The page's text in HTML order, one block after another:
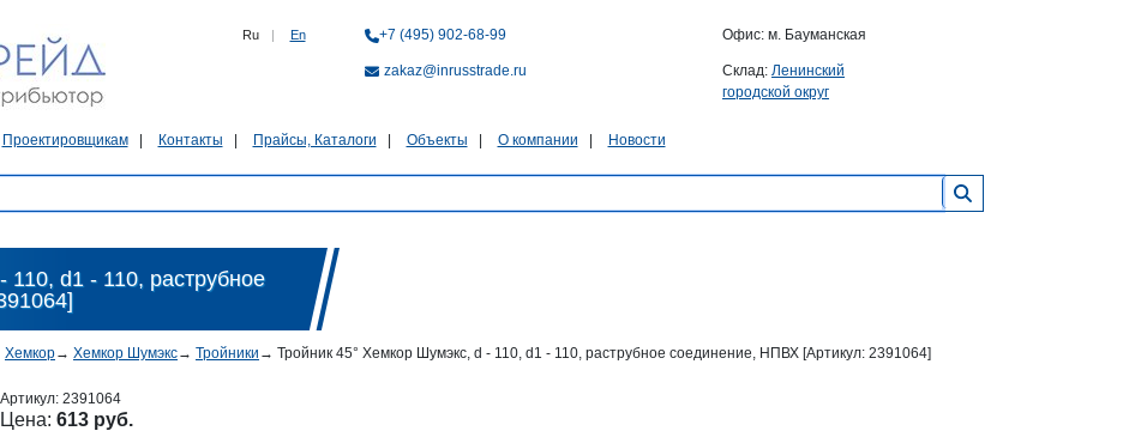
Ru | En +7 (495) 902-68-99
zakaz@inrusstrade.ru
Офис: м. Бауманская
Склад: Ленинский
городской округ
Проектировщикам Контакты Прайсы, Каталоги Объекты О компании Новости
d1 - 110, раструбное
Хемкор→ Хемкор Шумэкс→ Тройники → Тройник 45° Хемкор Шумэкс, d - 110, d1 - 110, раструбное соединение, НПВХ [Артикул: 2391064]
Артикул: 2391064
Цена: 613 руб.